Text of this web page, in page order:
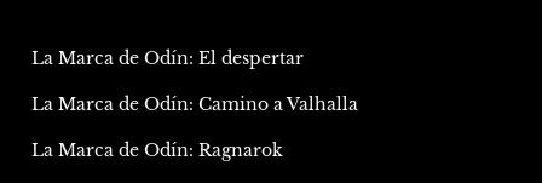
La Marca de Odín: El despertar
La Marca de Odín: Camino a Valhalla
La Marca de Odín: Ragnarok